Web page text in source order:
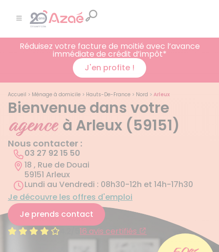
Réduisez votre facture de moitié avec l’avance
immédiate de crédit d’impôt*
J'en profite !
Accueil > Ménage à domicile > Hauts-De-France > Nord > Arleux
Bienvenue dans votre
agence à Arleux (59151)
Nous contacter :
03 27 92 15 50
18 , Rue de Douai
59151 Arleux
Lundi au Vendredi : 08h30-12h et 14h-17h30
Je découvre les offres d'emploi
Je prends contact
16 avis certifiés